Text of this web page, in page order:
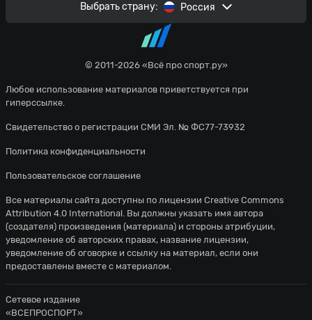
© 2011-2026 «Всё про спорт.ру»
Любое использование материалов приветствуется при
гиперссылке.
Свидетельство о регистрации СМИ Эл. № ФС77-73932
Политика конфиденциальности
Пользовательское соглашение
Выбрать страну: Россия
Все материалы сайта доступны по лицензии Creative Commons
Attribution 4.0 International. Вы должны указать имя автора
(создателя) произведения (материала) и стороны атрибуции,
уведомление об авторских правах, название лицензии,
уведомление об оговорке и ссылку на материал, если они
предоставлены вместе с материалом.
Сетевое издание
«ВСЕПРОСПОРТ»